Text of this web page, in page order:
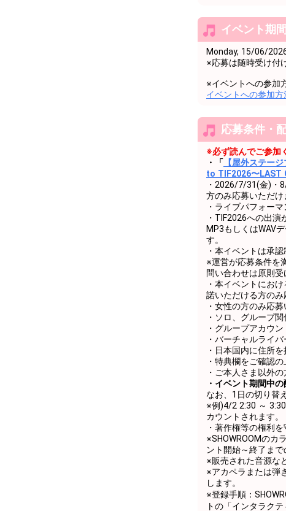
イベント期間
Monday, 15/06/
※応募は随時受け付
※イベントへの参加
イベントへの参加方
応募条件・
※必ず読んでご参加
・「 【屋外ステー
to TIF2026〜LAST
・2026/7/31(金)・
方のみ応募いただけ
・ライブパフォー
・TIF2026への出
MP3もしくはWAV
す。
・本イベントは承
※運営が応募条件を
問い合わせは原則受
・本イベントにお
諾いただける方のみ
・女性の方のみ応募
・ソロ、グループ
・グループアカウ
・バーチャルライ
・日本国内に住所
・特典欄をご確認
・ご本人さま以外
・イベント期間中
なお、1日の切り替
※例)4/2 2:30 ～
カウントされます。
・著作権等の権利
※SHOWROOMのカ
ント開始～終了ま
※販売された音源な
※アカペラまたは弾
します。
※登録手順：
トの「インタラク